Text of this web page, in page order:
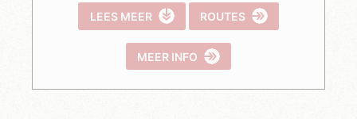
LEES MEER ROUTES
MEER INFO